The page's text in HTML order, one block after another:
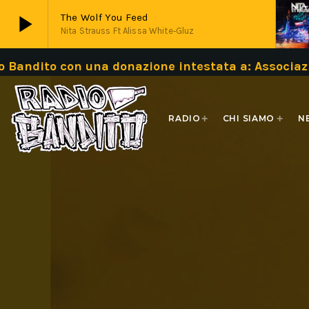
play_arrow The Wolf You Feed
Nita Strauss Ft Alissa White‐Gluz
play_arrow Live
una donazione intestata a: Associazione
RADIO CHI SIAMO